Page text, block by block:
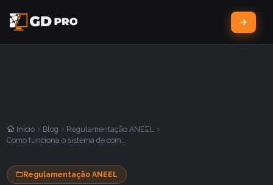
Início Blog
Regulamentação ANEEL
Como funciona o sistema de compensação de energia solar no Brasil
Regulamentação ANEEL